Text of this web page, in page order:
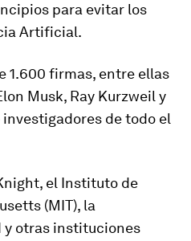
para evitar los
Artificial.
1.600 firmas, entre ellas
Musk, Ray Kurzweil y
de todo el
el Instituto de
(MIT), la
y otras instituciones